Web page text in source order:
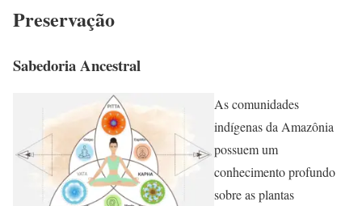
Preservação
Sabedoria Ancestral
As comunidades
indígenas da Amazônia
possuem um
conhecimento profundo
sobre as plantas